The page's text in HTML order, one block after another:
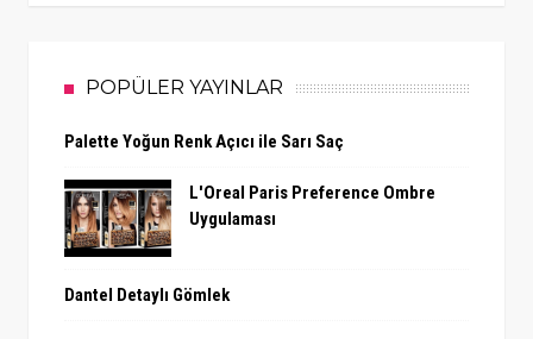
POPÜLER YAYINLAR
Palette Yoğun Renk Açıcı ile Sarı Saç
L'Oreal Paris Preference Ombre
Uygulaması
Dantel Detaylı Gömlek